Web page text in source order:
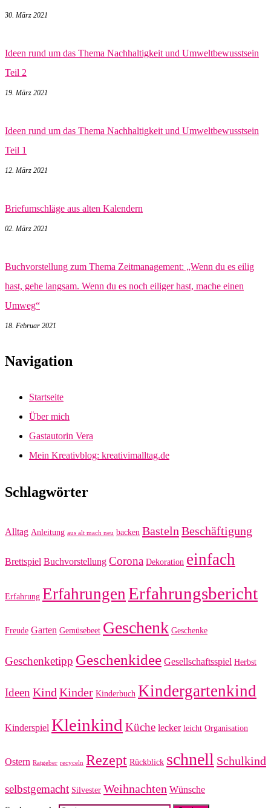
30. März 2021
Ideen rund um das Thema Nachhaltigkeit und Umweltbewusstsein
Teil 2
19. März 2021
Ideen rund um das Thema Nachhaltigkeit und Umweltbewusstsein
Teil 1
12. März 2021
Briefumschläge aus alten Kalendern
02. März 2021
Buchvorstellung zum Thema Zeitmanagement: „Wenn du es eilig
hast, gehe langsam. Wenn du es noch eiliger hast, mache einen
Umweg“
18. Februar 2021
Navigation
Startseite
Über mich
Gastautorin Vera
Mein Kreativblog: kreativimalltag.de
Schlagwörter
Alltag Anleitung aus alt mach neu backen Basteln Beschäftigung
Brettspiel Buchvorstellung Corona Dekoration einfach
Erfahrung ErfahrungenErfahrungsbericht
Freude Garten Gemüsebeet Geschenk Geschenke
Geschenketipp Geschenkidee Gesellschaftsspiel Herbst
Ideen Kind Kinder Kinderbuch Kindergartenkind
Kinderspiel Kleinkind Küche lecker leicht Organisation
Ostern Ratgeber recyceln Rezept Rückblick schnell Schulkind
selbstgemacht Silvester Weihnachten Wünsche